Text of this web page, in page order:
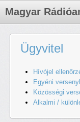
Magyar
Ügyvitel
Hívójel
Egyéni
Közösségi
Alkalmi /